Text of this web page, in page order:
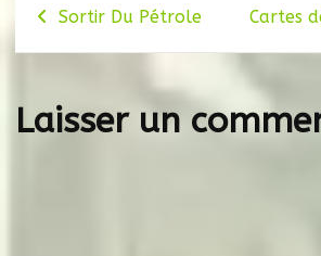
Navigation
de
Sortir Du Pétrole Cartes
Laisser un